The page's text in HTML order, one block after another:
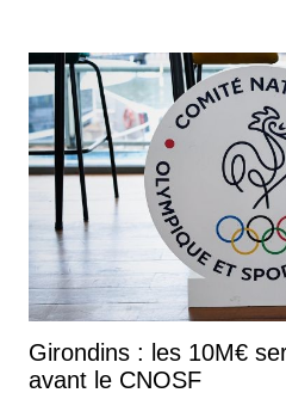
Girondins : les 10M€
avant le CNOSF